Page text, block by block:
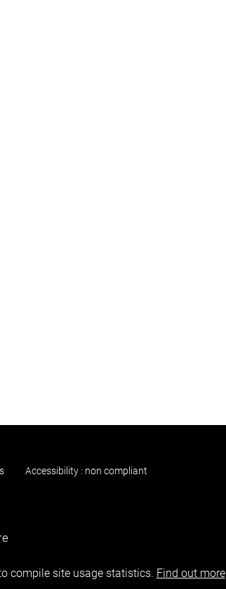
Accessibility : non compliant
compile site usage statistics. Find out more